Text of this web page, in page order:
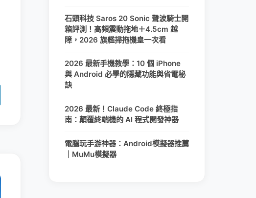
石頭科技 Saros 20 Sonic 聲波騎士開
箱評測！高頻震動拖地＋4.5cm 越
障，2026 旗艦掃拖機皇一次看
2026 最新手機教學：10 個 iPhone
與 Android 必學的隱藏功能與省電秘
訣
2026 最新！Claude Code 終極指
南：顛覆終端機的 AI 程式開發神器
電腦玩手游神器：Android模擬器推薦
｜MuMu模擬器